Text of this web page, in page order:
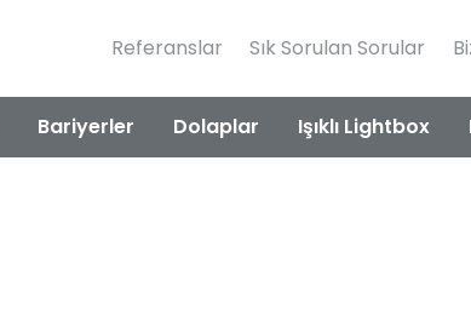
Referanslar Sık Sorulan Sorular
Bariyerler Dolaplar Işıklı Lightbox